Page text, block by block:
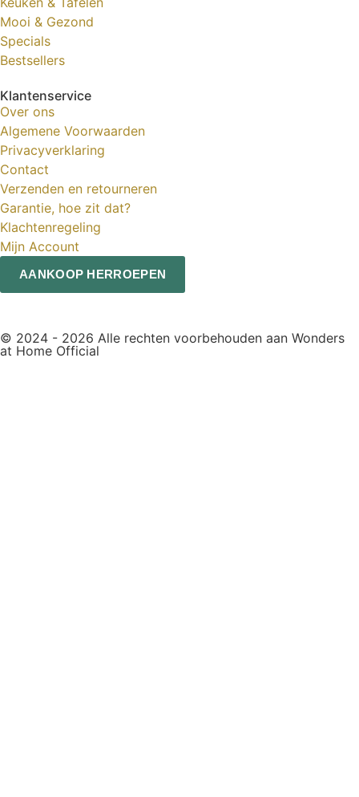
Mooi & Gezond
Specials
Bestsellers
Klantenservice
Over ons
Algemene Voorwaarden
Privacyverklaring
Contact
Verzenden en retourneren
Garantie, hoe zit dat?
Klachtenregeling
Mijn Account
AANKOOP HERROEPEN
© 2024 - 2026 Alle rechten voorbehouden aan Wonders
at Home Official